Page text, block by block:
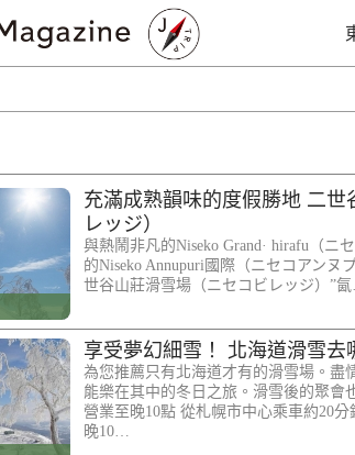
充滿成熟韻味的度假勝地 二世
レッジ）
與熱鬧非凡的Niseko Grand· hirafu（ニ
的Niseko Annupuri國際（ニセコアンヌ
世谷山莊滑雪場（ニセコビレッジ）”
享受夢幻細雪！ 北海道滑雪去
為您推薦只有北海道才有的滑雪場。盡
能樂在其中的冬日之旅。滑雪後的聚會
營業至晚10點 從札幌市中心乘車約20
晚10…